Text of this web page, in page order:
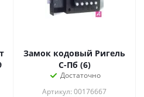
Замок кодовый Ригель
С-Пб (6)
Достаточно
Артикул: 00176667